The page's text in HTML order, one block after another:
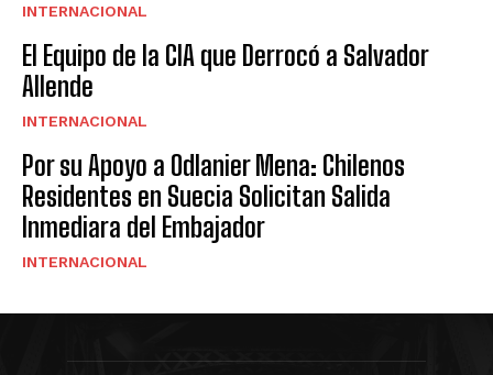
INTERNACIONAL
El Equipo de la CIA que Derrocó a Salvador
Allende
INTERNACIONAL
Por su Apoyo a Odlanier Mena: Chilenos
Residentes en Suecia Solicitan Salida
Inmediara del Embajador
INTERNACIONAL